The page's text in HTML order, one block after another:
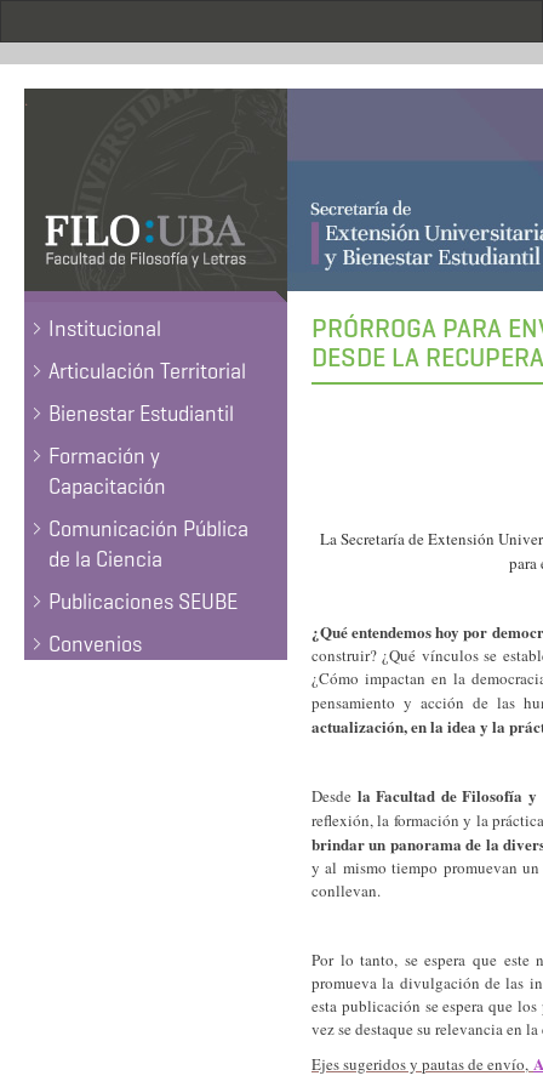
.
Institucional
Articulación Territorial
Bienestar Estudiantil
Formación y
Capacitación
Comunicación Pública
de la Ciencia
Publicaciones SEUBE
Convenios
PRÓRROGA PARA
DESDE LA
La Secretaría de Extensión
¿Qué entendemos hoy por
construir? ¿Qué vínculos se
¿Cómo impactan en la
pensamiento y acción de las
actualización, en la idea y la
Desde la Facultad de Filosofía y
reflexión, la formación y la
brindar un panorama de la
y al mismo tiempo promuevan
conllevan.
Por lo tanto, se espera que este
promueva la divulgación de las
esta publicación se espera que
vez se destaque su relevancia en
Ejes sugeridos y pautas de envío,